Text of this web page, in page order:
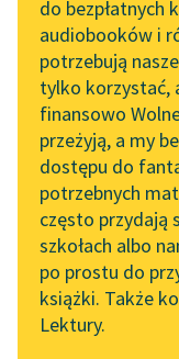
Byliśmy częścią AI
Lab
Zapraszamy na
online z
literatury
Spotkanie z
Tunkiel w Oslo
102. lata temu zmarł
Joseph Conrad
do bezpłatnych
audiobooków i
potrzebują
tylko korzystać,
finansowo
przeżyją, a my
dostępu do
potrzebnych
często przydają
szkołach albo
po prostu do
książki. Także
Lektury.
Motyw: